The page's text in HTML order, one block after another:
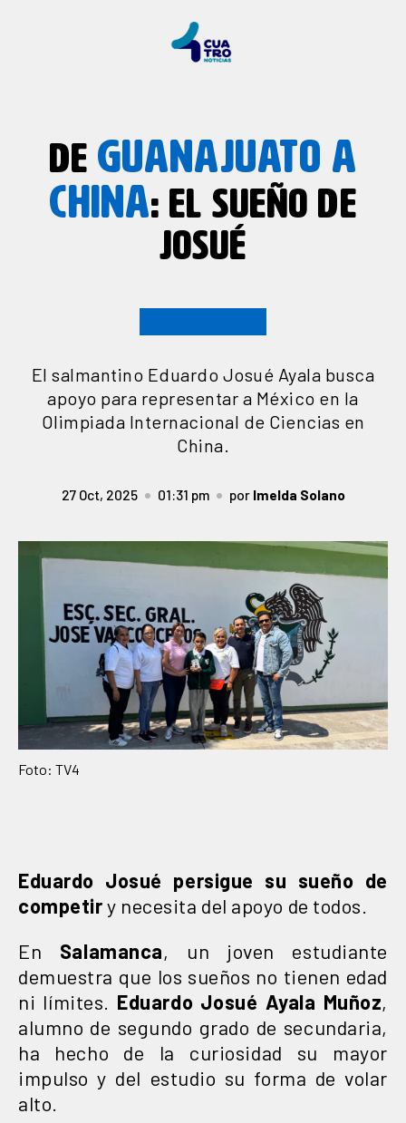
DE GUANAJUATO A
CHINA: EL SUEÑO DE
JOSUÉ
El salmantino Eduardo Josué Ayala busca
apoyo para representar a México en la
Olimpiada Internacional de Ciencias en
China.
27 Oct, 2025 01:31 pm por Imelda Solano
Foto: TV4
Eduardo Josué persigue su sueño de
competiry necesita del apoyo de todos.
En Salamanca, un joven estudiante
demuestra que los sueños no tienen edad
ni límites. Eduardo Josué Ayala Muñoz,
alumno de segundo grado de secundaria,
ha hecho de la curiosidad su mayor
impulso y del estudio su forma de volar
alto.